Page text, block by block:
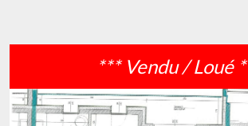
*** Vendu / Loué